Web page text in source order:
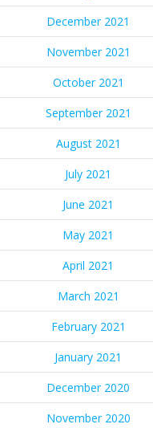
December 2021
November 2021
October 2021
September 2021
August 2021
July 2021
June 2021
May 2021
April 2021
March 2021
February 2021
January 2021
December 2020
November 2020